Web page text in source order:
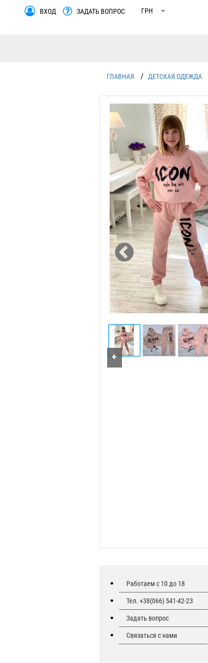
ВХОД ЗАДАТЬ ВОПРОС
ГЛАВНАЯ / ДЕТСКАЯ ОДЕЖДА
Работаем с 10 до 18
Тел. +38(066) 541-42-2З
Задать вопрос
Связаться с нами